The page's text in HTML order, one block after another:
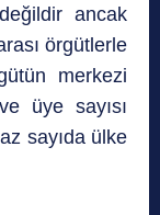
ancak
örgütlerle
merkezi
üye sayısı
sayıda ülke